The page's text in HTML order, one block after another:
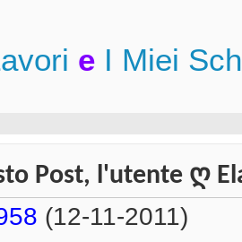
e I Miei
Post, l'utente ღ
(12-11-2011)